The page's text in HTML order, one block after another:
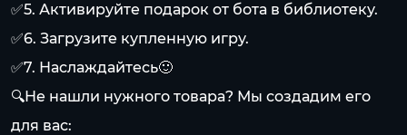
✅5. Активируйте подарок от бота в библиотеку.
✅6. Загрузите купленную игру.
✅7. Наслаждайтесь🙂
🔍Не нашли нужного товара? Мы создадим его
для вас: